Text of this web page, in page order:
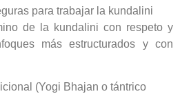
para trabajar la kundalini
de la kundalini con respeto y
más estructurados y con
(Yogi Bhajan o tántrico